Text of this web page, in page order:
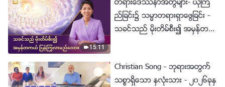
15:11
တရားေဒႆနာအတြဲမ်ား- ယုံၾက
ည္ျခင္း၌ သမၼာတရားရွာေဖြျခင္း -
သခင္သည္ မိုးတိမ္စီး၍ အမွန္တက
Christian Song - ဘုရားအတြက္
သစၥာရွိေသာ ႏွလုံးသား - ၂၀၂၆ခုႏွ